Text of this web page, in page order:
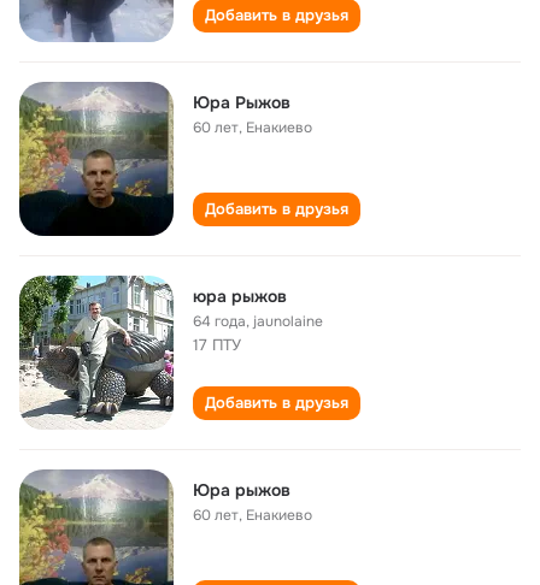
Добавить в друзья
Юра Рыжов
60 лет, Енакиево
Добавить в друзья
юра рыжов
64 года, jaunolaine
17 ПТУ
Добавить в друзья
Юра рыжов
60 лет, Енакиево